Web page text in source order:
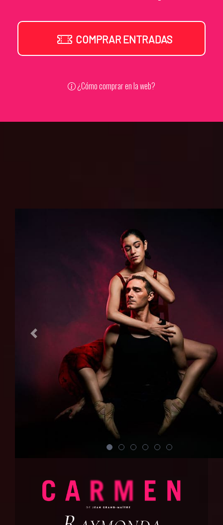
COMPRAR ENTRADAS
¿Cómo comprar en la web?
Previous